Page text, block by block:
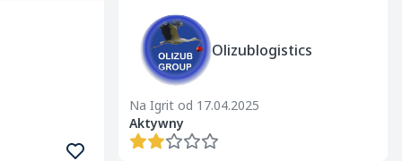
Olizublogistics
Na Igrit od 17.04.2025
Aktywny